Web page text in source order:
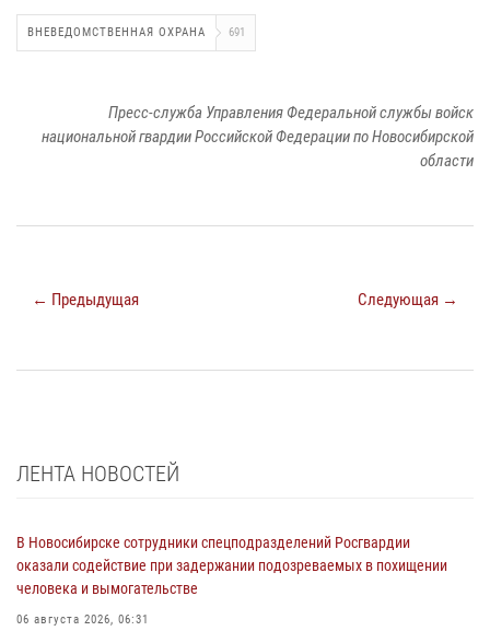
ВНЕВЕДОМСТВЕННАЯ ОХРАНА 691
Пресс-служба Управления Федеральной службы войск
национальной гвардии Российской Федерации по Новосибирской
области
← Предыдущая Следующая →
ЛЕНТА НОВОСТЕЙ
В Новосибирске сотрудники спецподразделений Росгвардии
оказали содействие при задержании подозреваемых в похищении
человека и вымогательстве
06 августа 2026, 06:31